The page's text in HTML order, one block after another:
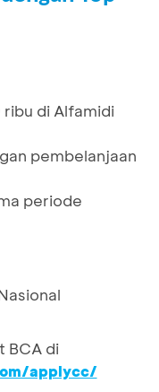
ribu di Alfamidi
pembelanjaan
periode
BCA di
applycc/